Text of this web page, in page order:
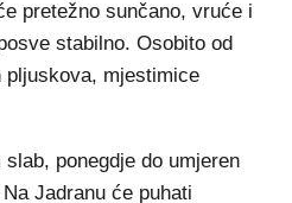
pretežno sunčano, vruće i
stabilno. Osobito od
mjestimice
ponegdje do umjeren
Jadranu će puhati